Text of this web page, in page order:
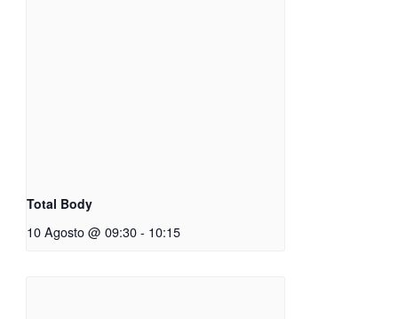
Total Body
10 Agosto @ 09:30 - 10:15